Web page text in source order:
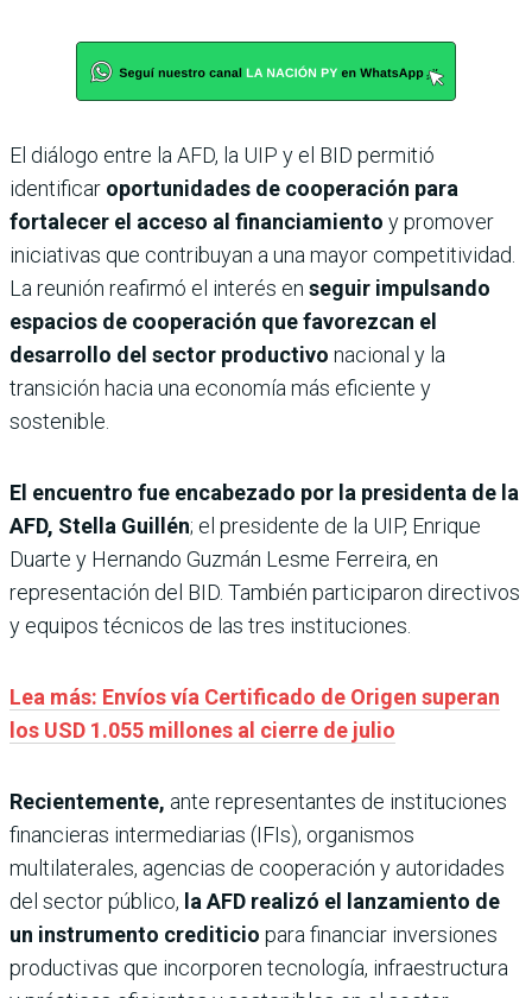
El diálogo entre la AFD, la UIP y el BID permitió
identificar oportunidades de cooperación para
fortalecer el acceso al financiamiento y promover
iniciativas que contribuyan a una mayor competitividad.
La reunión reafirmó el interés en seguir impulsando
espacios de cooperación que favorezcan el
desarrollo del sector productivo nacional y la
transición hacia una economía más eficiente y
sostenible.
El encuentro fue encabezado por la presidenta de la
AFD, Stella Guillén; el presidente de la UIP, Enrique
Duarte y Hernando Guzmán Lesme Ferreira, en
representación del BID. También participaron directivos
y equipos técnicos de las tres instituciones.
Lea más: Envíos vía Certificado de Origen superan
los USD 1.055 millones al cierre de julio
Recientemente, ante representantes de instituciones
financieras intermediarias (IFIs), organismos
multilaterales, agencias de cooperación y autoridades
del sector público, la AFD realizó el lanzamiento de
un instrumento crediticio para financiar inversiones
productivas que incorporen tecnología, infraestructura